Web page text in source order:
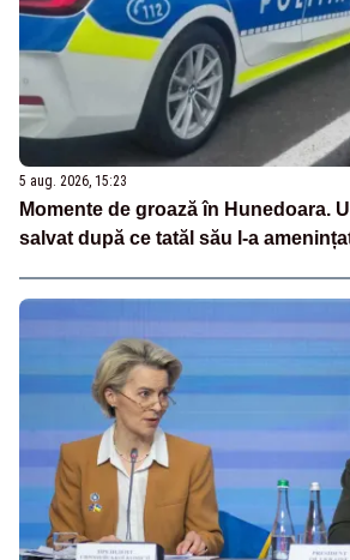
5 aug. 2026, 15:23
Momente de groază în Hunedoara.
salvat după ce tatăl său l-a